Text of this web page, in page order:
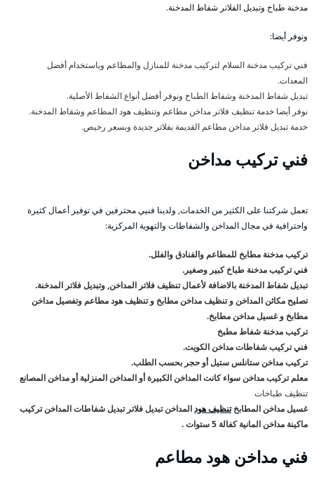
مدخنة طباخ وتبديل الفلاتر شفاط المدخنة.
ونوفر أيضا:
فني تركيب مدخنة السلام لتركيب مدخنة للمنازل والمطاعم وباستخدام أفضل
المعدات.
تبديل شفاط المدخنة وشفاط الطباخ ونوفر أفضل أنواع الشفاط الأصلية.
نوفر أيضا خدمة تنظيف فلاتر مداخن مطاعم وتنظيف هود المطاعم وشفاط المدخنة.
خدمة تبديل فلاتر مداخن مطاعم القديمة بفلاتر جديدة وبسعر رخيص.
فني تركيب مداخن
تعمل شركتنا على الكثير من الخدمات, ولدينا فنيي محترفين في توفير أعمال كثيرة
واحترافية في مجال المداخن والشفاطات والتهوية المركزية:
تركيب مدخنة مطابخ للمطاعم والفنادق والفلل.
فني تركيب مدخنة طباخ كبير وصغير.
تبديل شفاط المدخنة بالاضافة لأعمال تنظيف فلاتر المداخن, وتبديل فلاتر المدخنة.
تصليح مكائن المداخن و تنظيف مداخن مطابخ و تنظيف هود مطاعم وتفصيل مداخن
مطابخ و غسيل مداخن مطابخ.
تركيب مدخنة شفاط مطبخ
فني تركيب شفاطات مداخن الكويت.
تركيب مداخن ستانلس ستيل أو حجر بحسب الطلب.
معلم تركيب مداخن سواء كانت المداخن الكبيرة أو المداخن المنزلية أو مداخن المصانع
تنظيف طباخات
غسيل مداخن المطابختنظيف هودالمداخن تبديل فلاتر تبديل شفاطات المداخن تركيب
ماكينة مداخن المانية كفالة 5 ستوات .
فني مداخن هود مطاعم